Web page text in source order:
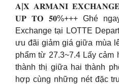
𝐀|𝐗 𝐀𝐑𝐌𝐀𝐍𝐈
𝐔𝐏 𝐓𝐎 𝟓𝟎%+++ Ghé
Exchange tại LOTTE
ưu đãi giảm giá giữa mùa
phẩm từ 27.3~7.4 Lấy
thành thị giữa hai thành
hợp cùng những nét đặc